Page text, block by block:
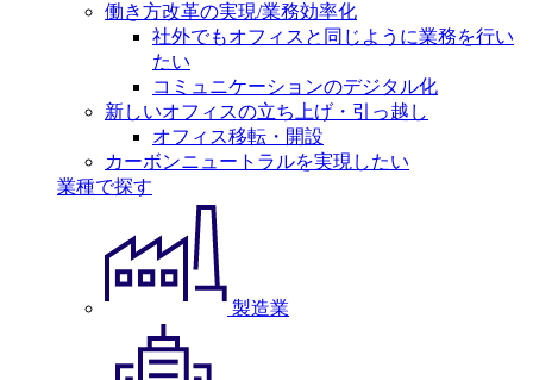
働き方改革の実現/業務効率化
社外でもオフィスと同じように業務を行い
たい
コミュニケーションのデジタル化
新しいオフィスの立ち上げ・引っ越し
オフィス移転・開設
カーボンニュートラルを実現したい
業種で探す
製造業